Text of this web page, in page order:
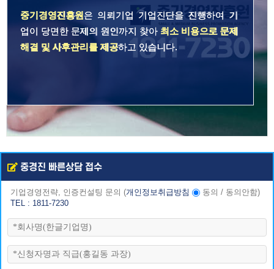
중기경영진흥원 은 의뢰기업 기업진단을 진행하여 기
업이 당면한 문제의 원인까지 찾아 최소 비용으로 문제
해결 및 사후관리를 제공하고 있습니다.
중경진 빠른상담 접수
기업경영전략, 인증컨설팅 문의 (개인정보취급방침 동의 / 동의안함)
TEL : 1811-7230